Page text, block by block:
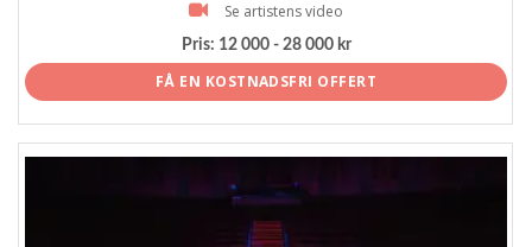
Se artistens video
Pris: 12 000 - 28 000 kr
FÅ EN KOSTNADSFRI OFFERT